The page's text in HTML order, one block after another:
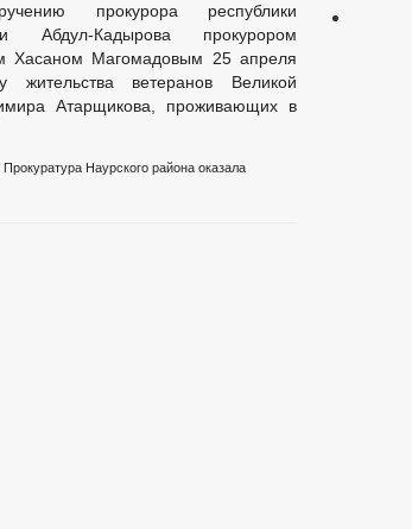
прокурора республики
Абдул-Кадырова прокурором
Хасаном Магомадовым 25 апреля
ветеранов Великой
Атарщикова, проживающих в
Прокуратура Наурского района оказала